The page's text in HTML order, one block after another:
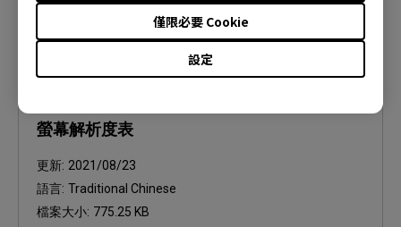
設定
僅限必要 Cookie
螢幕解析度表
更新: 2021/08/23
語言: Traditional Chinese
檔案大小: 775.25 KB